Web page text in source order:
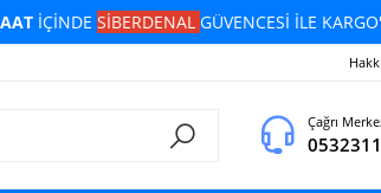
İÇİNDE SİBERDENAL GÜVENCESİ İLE
Çağrı